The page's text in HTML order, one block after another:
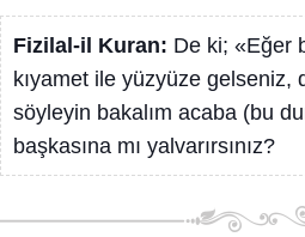
Fizilal-il Kuran: De ki; «Eğer
kıyamet ile yüzyüze gelseniz,
söyleyin bakalım acaba (bu
başkasına mı yalvarırsınız?